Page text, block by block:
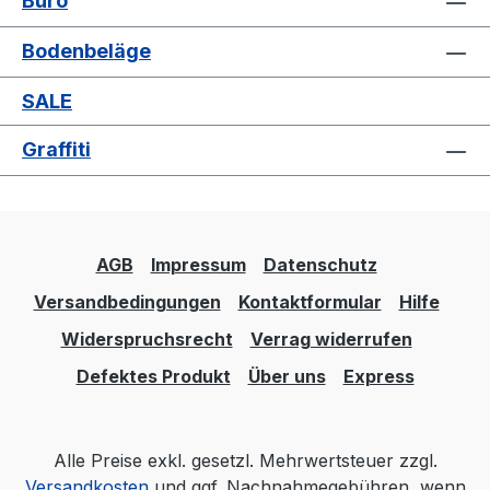
Bodenbeläge
SALE
Graffiti
AGB Impressum
Datenschutz
Versandbedingungen
Kontaktformular
Hilfe
Widerspruchsrecht
Verrag widerrufen
Defektes Produkt
Über uns Express
Alle Preise exkl. gesetzl. Mehrwertsteuer zzgl.